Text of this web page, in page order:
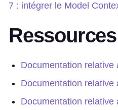
7 : intégrer le Model
Ressources
Documentation relative
Documentation relative
Documentation relative